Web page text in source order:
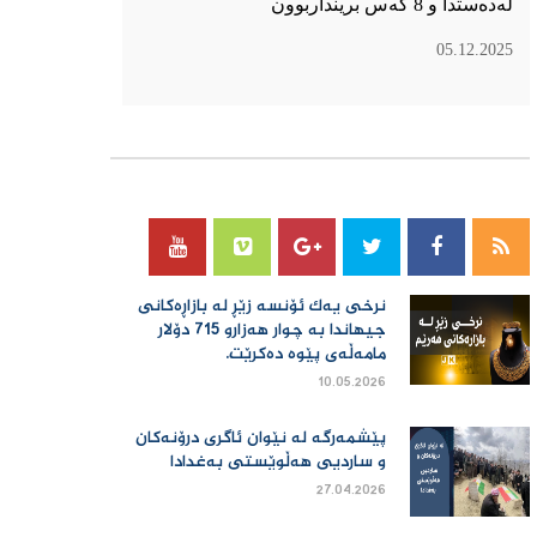
05.12.2025
نرخی یەك ئۆنسە زێڕ لە بازاڕەكانی
جیهاندا بە چوار هەزارو 715 دۆلار
مامەڵەی پێوە دەكرێت.
10.05.2026
پێشمەرگە لە نێوان ئاگری درۆنەکان
و ساردیی هەڵوێستی بەغدادا
27.04.2026